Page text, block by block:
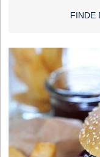
FINDE